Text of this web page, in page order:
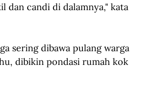
dan candi di dalamnya," kata
sering dibawa pulang warga
dibikin pondasi rumah kok